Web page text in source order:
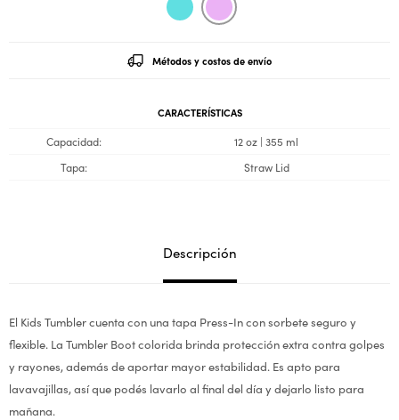
Métodos y costos de envío
CARACTERÍSTICAS
Capacidad
12 oz | 355 ml
Tapa
Straw Lid
Descripción
El Kids Tumbler cuenta con una tapa Press-In con sorbete seguro y
flexible. La Tumbler Boot colorida brinda protección extra contra golpes
y rayones, además de aportar mayor estabilidad. Es apto para
lavavajillas, así que podés lavarlo al final del día y dejarlo listo para
mañana.